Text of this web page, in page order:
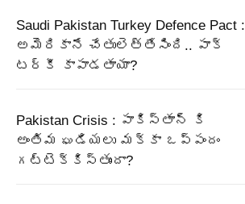
Saudi Pakistan Turkey Defence Pact :
అమెరికానే చేతులెత్తేసింది.. పాక్‌
టర్కీ కాపాడతాయా?
Pakistan Crisis : పాకిస్తాన్ కి
అంతిమ ఘడియలు మక్కా ఒప్పందం
గట్టెక్కిస్తుందా?